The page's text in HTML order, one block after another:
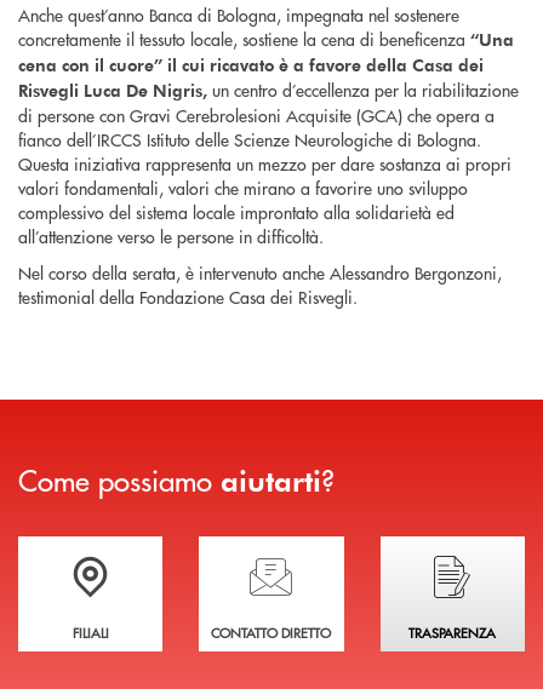
Anche quest’anno Banca di Bologna, impegnata nel sostenere
concretamente il tessuto locale, sostiene la cena di beneficenza “Una
cena con il cuore” il cui ricavato è a favore della Casa dei
Risvegli Luca De Nigris, un centro d’eccellenza per la riabilitazione
di persone con Gravi Cerebrolesioni Acquisite (GCA) che opera a
fianco dell’IRCCS Istituto delle Scienze Neurologiche di Bologna.
Questa iniziativa rappresenta un mezzo per dare sostanza ai propri
valori fondamentali, valori che mirano a favorire uno sviluppo
complessivo del sistema locale improntato alla solidarietà ed
all’attenzione verso le persone in difficoltà.
Nel corso della serata, è intervenuto anche Alessandro Bergonzoni,
testimonial della Fondazione Casa dei Risvegli.
Come possiamo aiutarti?
Trova la filiale più vicina a te
FILIALI
Hai bisogno di assistenza immediata?
CONTATTO DIRETTO
Hai bisogno di
TRASPARENZA